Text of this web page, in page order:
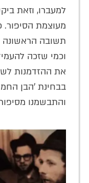
למעברו, וזאת
מעוצמת
תשובה
וכמי שזכה
את ההזדמנות
בבחינת 'הבן
והתבשמנו